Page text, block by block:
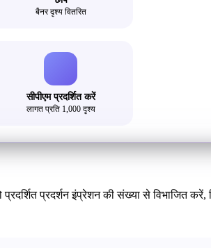
बैनर दृश्य वितरित
सीपीएम प्रदर्शित करें
लागत प्रति 1,000 दृश्य
प्रदर्शन इंप्रेशन की संख्या से विभाजित